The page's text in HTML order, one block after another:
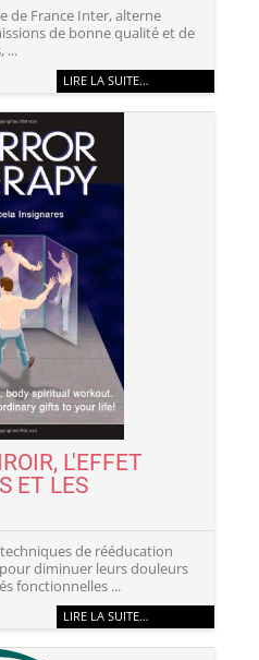
de France Inter, alterne
de bonne qualité et de
...
LIRE LA SUITE…
L'EFFET
ET LES
de rééducation
diminuer leurs douleurs
fonctionnelles ...
LIRE LA SUITE…